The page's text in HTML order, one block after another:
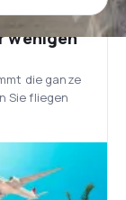
wenigen
die ganze
Sie fliegen